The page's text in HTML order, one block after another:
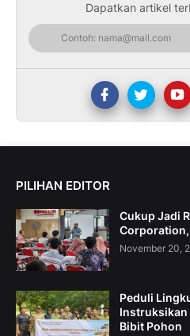
Dapatkan artikel
PILIHAN EDITOR
Cukup Jadi
Corporation,
November 20,
Peduli
Instruksikan
Bibit Pohon